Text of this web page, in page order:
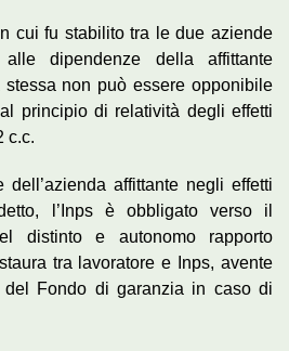
cui fu stabilito tra le due aziende
dipendenze della affittante
non può essere opponibile
principio di relatività degli effetti
c.c.
dell’azienda affittante negli effetti
l’Inps è obbligato verso il
distinto e autonomo rapporto
tra lavoratore e Inps, avente
del Fondo di garanzia in caso di